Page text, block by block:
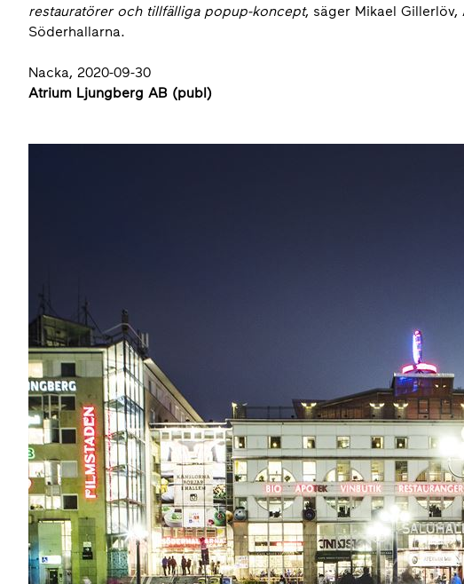
restauratörer och tillfälliga popup-koncept, säger Mikael
Söderhallarna.
Nacka, 2020-09-30
Atrium Ljungberg AB (publ)